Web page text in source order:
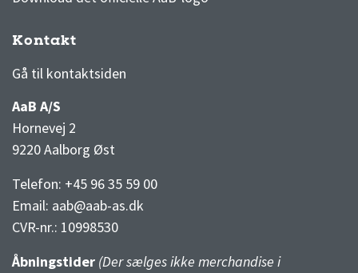
Kontakt
Gå til kontaktsiden
AaB A/S
Hornevej 2
9220 Aalborg Øst
Telefon: +45 96 35 59 00
Email: aab@aab-as.dk
CVR-nr.: 10998530
Åbningstider (Der sælges ikke merchandise i